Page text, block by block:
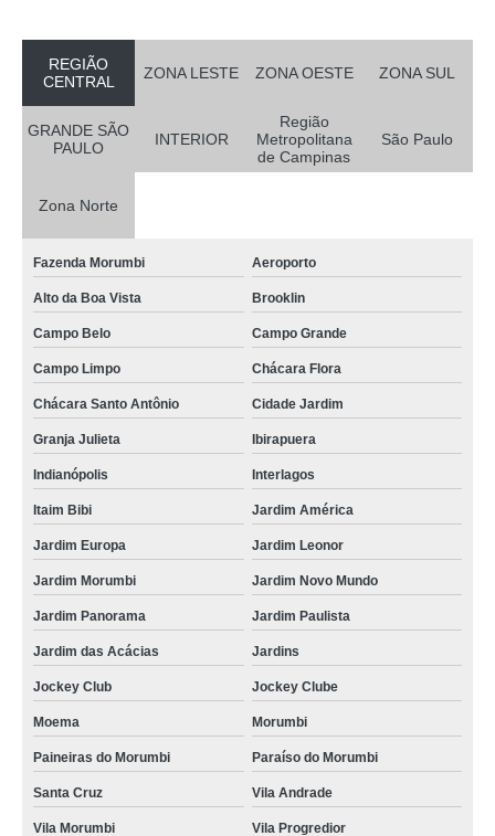
REGIÃO
CENTRAL
ZONA LESTE ZONA OESTE ZONA SUL
GRANDE SÃO
PAULO
INTERIOR
Região
Metropolitana
de Campinas
São Paulo
Zona Norte
Fazenda Morumbi Aeroporto
Alto da Boa Vista Brooklin
Campo Belo Campo Grande
Campo Limpo Chácara Flora
Chácara Santo Antônio Cidade Jardim
Granja Julieta Ibirapuera
Indianópolis Interlagos
Itaim Bibi Jardim América
Jardim Europa Jardim Leonor
Jardim Morumbi Jardim Novo Mundo
Jardim Panorama Jardim Paulista
Jardim das Acácias Jardins
Jockey Club Jockey Clube
Moema Morumbi
Paineiras do Morumbi Paraíso do Morumbi
Santa Cruz Vila Andrade
Vila Morumbi Vila Progredior